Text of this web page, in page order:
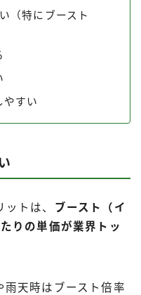
（特にブースト
やすい
トは、 ブースト（イ
りの単価が業界トッ
雨天時はブースト倍率